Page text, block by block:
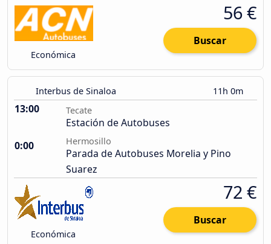
Económica
56 €
Buscar
Interbus de Sinaloa 11h 0m
13:00 Tecate
Estación de Autobuses
0:00
Hermosillo
Parada de Autobuses Morelia y Pino
Suarez
Económica
72 €
Buscar